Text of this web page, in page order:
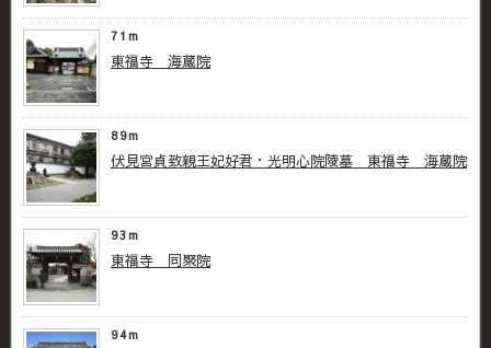
71m
東福寺 海蔵院
89m
伏見宮貞致親王妃好君・光明心院陵墓 東福寺 海蔵院
93m
東福寺 同聚院
94m